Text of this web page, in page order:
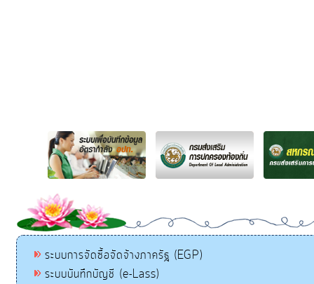
ระบบการจัดซื้อจัดจ้างภาครัฐ (EGP)
ระบบบันทึกบัญชี (e-Lass)